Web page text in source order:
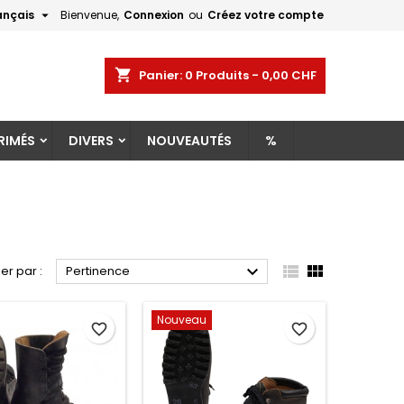
Bienvenue, Connexion ou Créez votre compte

shopping_cart Panier: 0 Produits - 0,00 CHF
DIVERS NOUVEAUTÉS %
par : Pertinence   
favorite_border
Nouveau
favorite_border